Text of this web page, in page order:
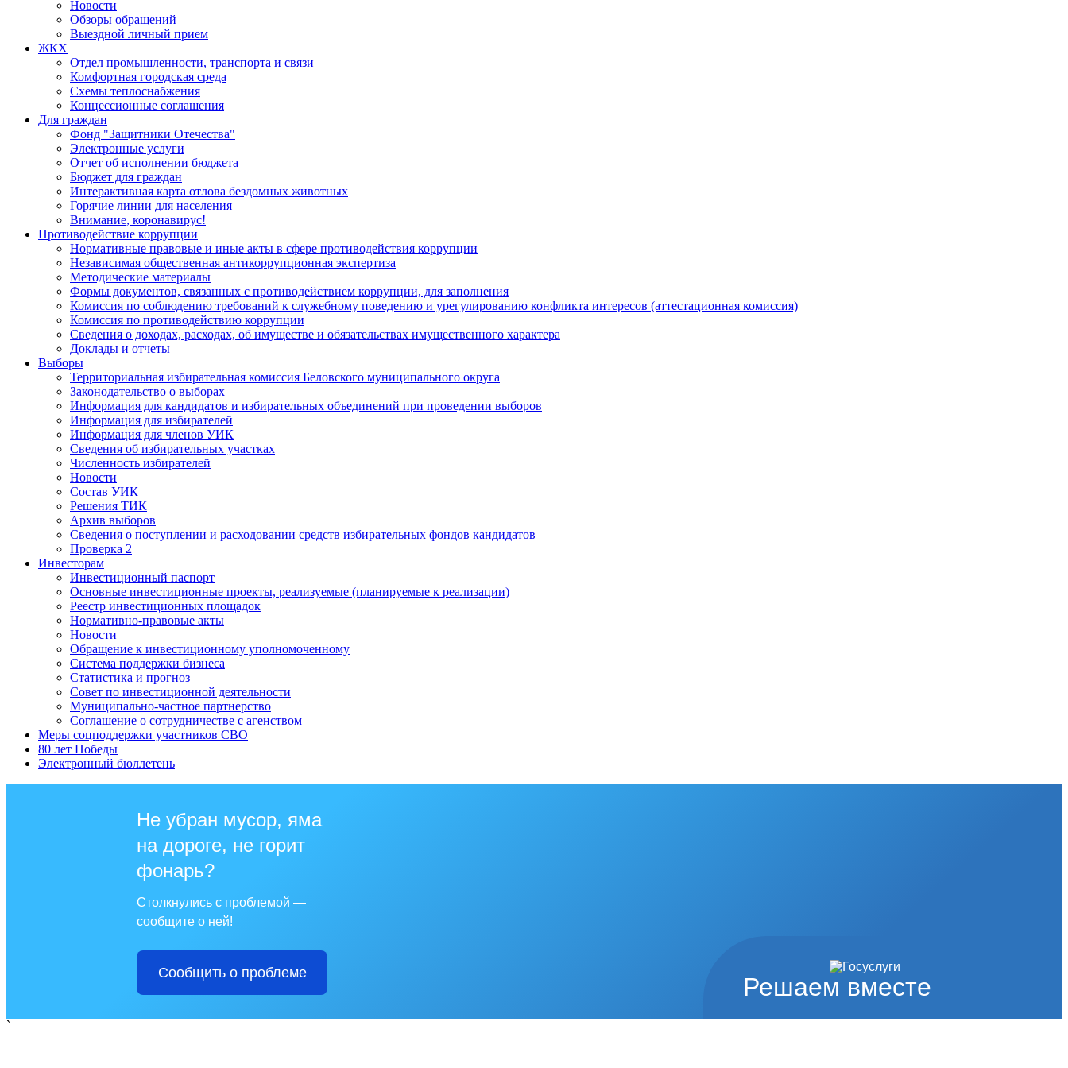
Новости
Обзоры обращений
Выездной личный прием
ЖКХ
Отдел промышленности, транспорта и связи
Комфортная городская среда
Схемы теплоснабжения
Концессионные соглашения
Для граждан
Фонд "Защитники Отечества"
Электронные услуги
Отчет об исполнении бюджета
Бюджет для граждан
Интерактивная карта отлова бездомных животных
Горячие линии для населения
Внимание, коронавирус!
Противодействие коррупции
Нормативные правовые и иные акты в сфере противодействия коррупции
Независимая общественная антикоррупционная экспертиза
Методические материалы
Формы документов, связанных с противодействием коррупции, для заполнения
Комиссия по соблюдению требований к служебному поведению и урегулированию конфликта интересов (аттестационная комиссия)
Комиссия по противодействию коррупции
Сведения о доходах, расходах, об имуществе и обязательствах имущественного характера
Доклады и отчеты
Выборы
Территориальная избирательная комиссия Беловского муниципального округа
Законодательство о выборах
Информация для кандидатов и избирательных объединений при проведении выборов
Информация для избирателей
Информация для членов УИК
Сведения об избирательных участках
Численность избирателей
Новости
Состав УИК
Решения ТИК
Архив выборов
Сведения о поступлении и расходовании средств избирательных фондов кандидатов
Проверка 2
Инвесторам
Инвестиционный паспорт
Основные инвестиционные проекты, реализуемые (планируемые к реализации)
Реестр инвестиционных площадок
Нормативно-правовые акты
Новости
Обращение к инвестиционному уполномоченному
Система поддержки бизнеса
Статистика и прогноз
Совет по инвестиционной деятельности
Муниципально-частное партнерство
Соглашение о сотрудничестве с агенством
Меры соцподдержки участников СВО
80 лет Победы
Электронный бюллетень
Решаем вместе
Не убран мусор, яма
на дороге, не горит
фонарь?
Столкнулись с проблемой —
сообщите о ней!
Сообщить о проблеме
`